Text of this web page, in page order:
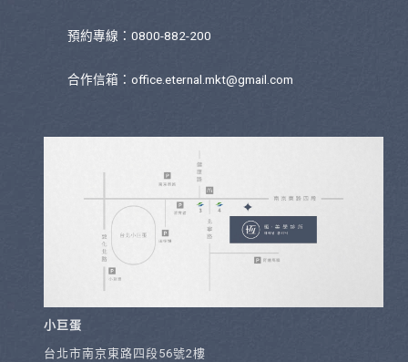
預約專線：0800-882-200
合作信箱： office.eternal.mkt@gmail.com
小巨蛋
台北市南京東路四段56號2樓